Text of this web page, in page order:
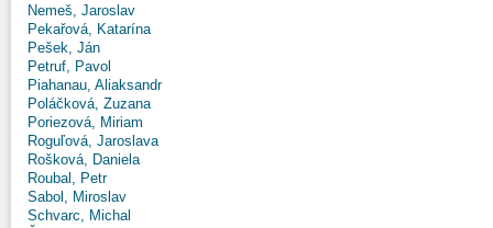
Nemeš, Jaroslav
Pekařová, Katarína
Pešek, Ján
Petruf, Pavol
Piahanau, Aliaksandr
Poláčková, Zuzana
Poriezová, Miriam
Roguľová, Jaroslava
Rošková, Daniela
Roubal, Petr
Sabol, Miroslav
Schvarc, Michal